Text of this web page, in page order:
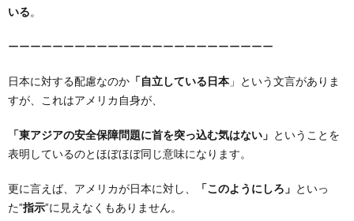
いる。
ーーーーーーーーーーーーーーーーーーーーーーーー
日本に対する配慮なのか 「自立している日本 」という文言がありま
すが、これはアメリカ自身が、
「東アジアの安全保障問題に首を突っ込む気はない」 ということを
表明しているのとほぼほぼ同じ意味になります。
更に言えば、アメリカが日本に対し、 「このようにしろ」 といっ
た”指示”に見えなくもありません。